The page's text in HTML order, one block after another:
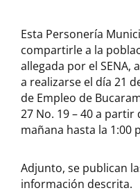
Esta Personería
compartirle a la
allegada por el SENA, a
a realizarse el día 21
de Empleo de
27 No. 19 – 40 a partir
mañana hasta la 1:00
Adjunto, se publican
información descrita.